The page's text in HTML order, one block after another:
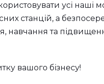
усі наші
станцій, а
навчання та
вашого бізнесу!